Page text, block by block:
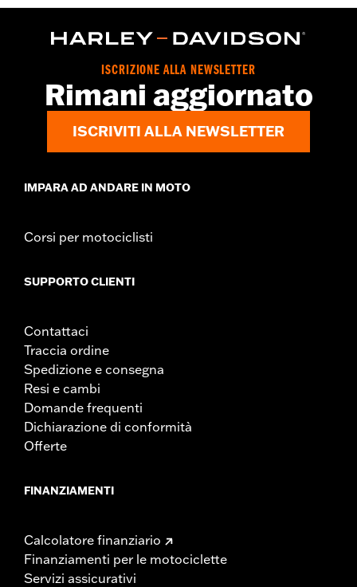
ISCRIZIONE ALLA NEWSLETTER
Rimani aggiornato
ISCRIVITI ALLA NEWSLETTER
IMPARA AD ANDARE IN MOTO
Corsi per motociclisti
SUPPORTO CLIENTI
Contattaci
Traccia ordine
Spedizione e consegna
Resi e cambi
Domande frequenti
Dichiarazione di conformità
Offerte
FINANZIAMENTI
Calcolatore finanziario
Finanziamenti per le motociclette
Servizi assicurativi